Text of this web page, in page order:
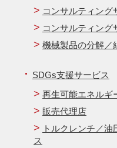
コンサルティング
コンサルティング
機械製品の分解／
SDGs支援サービス
再生可能エネルギ
販売代理店
トルクレンチ／
ス